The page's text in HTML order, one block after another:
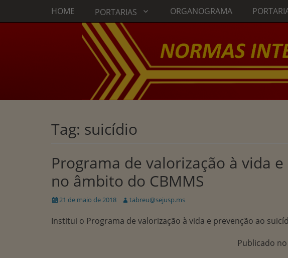
Menu principal
para
HOME PORTARIAS ORGANOGRAMA
Tag: suicídio
Programa de valorização à vida
no âmbito do CBMMS
Publicado
21 de maio de 2018 Autor:
tabreu@sejusp.ms
Institui o Programa de valorização à vida e prevenção ao
Publicado